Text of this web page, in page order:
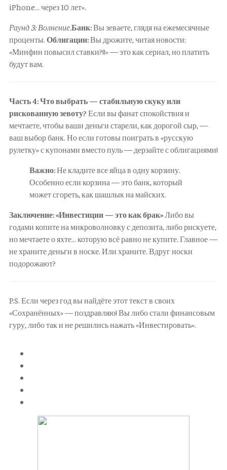
iPhone… через 10 лет».
Раунд 3: Волнение.Банк:Вы зеваете, глядя на ежемесячные
проценты. Облигации:Вы дрожите, читая новости:
«Минфин повысил ставки?!!» — это как сериал, но платить
будут вам.
Часть 4: Что выбрать — стабильную скуку или
рискованную зевоту? Если вы фанат спокойствия и
мечтаете, чтобы ваши деньги старели, как дорогой сыр, —
ваш выбор банк. Но если готовы поиграть в «русскую
рулетку» с купонами вместо пуль — дерзайте с облигациями!
Важно:Не кладите все яйца в одну корзину.
Особенно если корзина — это банк, который
может сгореть, как шашлык на майских.
Заключение: «Инвестиции — это как брак» Либо вы
годами копите на микроволновку с депозита, либо рискуете,
но мечтаете о яхте… которую всё равно не купите. Главное —
не храните деньги в носке. Или храните. Вдруг носки
подорожают?
P.S. Если через год вы найдёте этот текст в своих
«Сохранённых» — поздравляю! Вы либо стали финансовым
гуру, либо так и не решились нажать «Инвестировать».